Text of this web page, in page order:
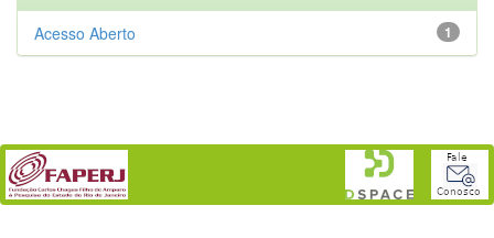
1
Acesso Aberto